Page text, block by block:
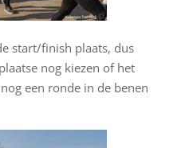
start/finish plaats, dus
nog kiezen of het
een ronde in de benen